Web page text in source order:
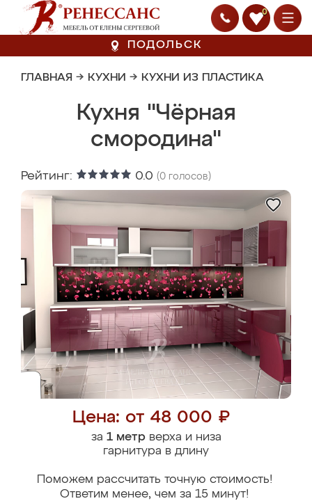
0
ПОДОЛЬСК
ГЛАВНАЯ → КУХНИ → КУХНИ ИЗ ПЛАСТИКА
Кухня "Чёрная
смородина"
Рейтинг: 0.0 (0 голосов)
Цена: от 48 000 ₽
за 1 метрверха и низа
гарнитура в длину
Поможем рассчитать точную стоимость!
Ответим менее, чем за 15 минут!